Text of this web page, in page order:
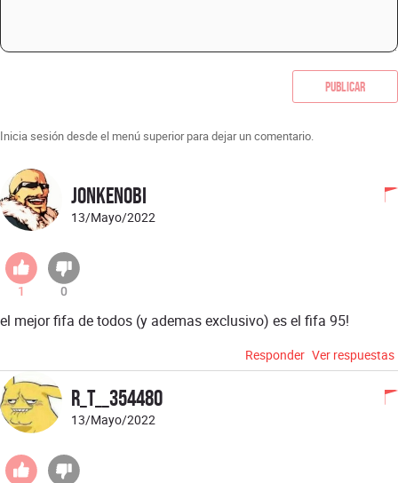
Publicar
Inicia sesión desde el menú superior para dejar un comentario.
jonkenobi
13/Mayo/2022
1 0
el mejor fifa de todos (y ademas exclusivo) es el fifa 95!
Responder Ver respuestas
R_T__354480
13/Mayo/2022